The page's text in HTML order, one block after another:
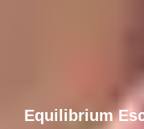
Equilibrium